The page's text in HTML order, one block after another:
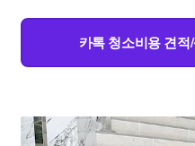
카톡 청소비용 견